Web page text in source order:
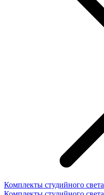
Комплекты студийного света